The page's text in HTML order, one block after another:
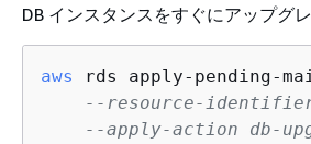
DB インスタンスをすぐにアップグ
aws
rds apply-pending-
--resource-identifier
--apply-action db-